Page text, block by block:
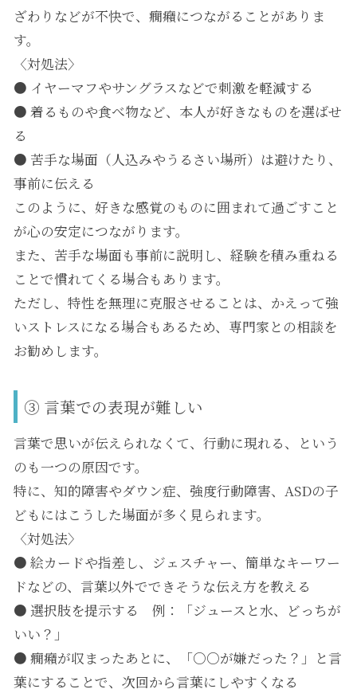
ざわりなどが不快で、癇癪につながることがありま
す。
〈対処法〉
● イヤーマフやサングラスなどで刺激を軽減する
● 着るものや食べ物など、本人が好きなものを選ばせ
る
● 苦手な場面（人込みやうるさい場所）は避けたり、
事前に伝える
このように、好きな感覚のものに囲まれて過ごすこと
が心の安定につながります。
また、苦手な場面も事前に説明し、経験を積み重ねる
ことで慣れてくる場合もあります。
ただし、特性を無理に克服させることは、かえって強
いストレスになる場合もあるため、専門家との相談を
お勧めします。
③ 言葉での表現が難しい
言葉で思いが伝えられなくて、行動に現れる、という
のも一つの原因です。
特に、知的障害やダウン症、強度行動障害、ASDの子
どもにはこうした場面が多く見られます。
〈対処法〉
● 絵カードや指差し、ジェスチャー、簡単なキーワー
ドなどの、言葉以外でできそうな伝え方を教える
● 選択肢を提示する 例：「ジュースと水、どっちが
いい？」
● 癇癪が収まったあとに、「○○が嫌だった？」と言
葉にすることで、次回から言葉にしやすくなる